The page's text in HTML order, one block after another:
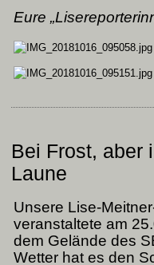
Eure
Bei Frost, aber
Laune
Unsere Lise-
veranstaltete am
dem Gelände des
Wetter hat es den